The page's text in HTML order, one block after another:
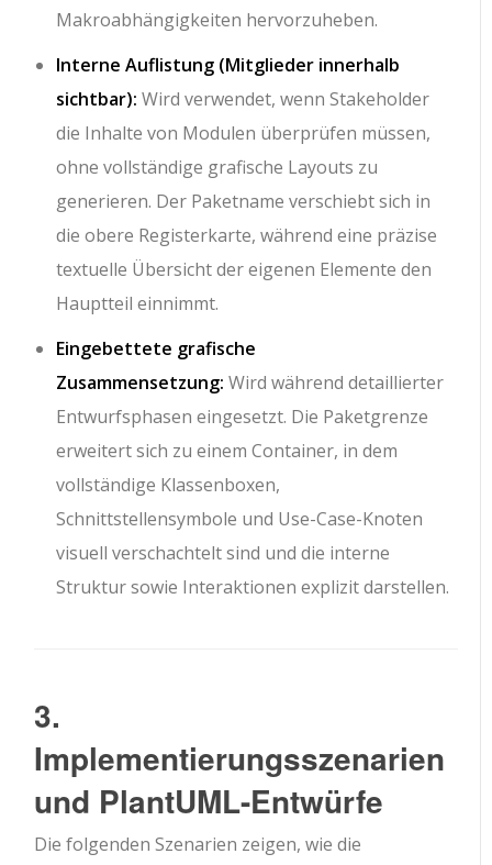
Makroabhängigkeiten hervorzuheben.
Interne Auflistung (Mitglieder innerhalb
sichtbar): Wird verwendet, wenn Stakeholder
die Inhalte von Modulen überprüfen müssen,
ohne vollständige grafische Layouts zu
generieren. Der Paketname verschiebt sich in
die obere Registerkarte, während eine präzise
textuelle Übersicht der eigenen Elemente den
Hauptteil einnimmt.
Eingebettete grafische
Zusammensetzung: Wird während detaillierter
Entwurfsphasen eingesetzt. Die Paketgrenze
erweitert sich zu einem Container, in dem
vollständige Klassenboxen,
Schnittstellensymbole und Use-Case-Knoten
visuell verschachtelt sind und die interne
Struktur sowie Interaktionen explizit darstellen.
3.
Implementierungsszenarien
und PlantUML-Entwürfe
Die folgenden Szenarien zeigen, wie die